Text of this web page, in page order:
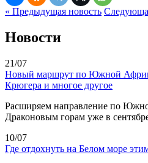
« Предыдущая новость
Новости
21/07
Новый маршрут по Южной
Крюгера и многое другое
Расширяем направление по
Драконовым горам уже в
10/07
Где отдохнуть на Белом море